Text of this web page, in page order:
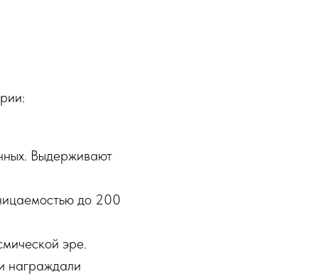
Выдерживают
до 200
эре.
награждали